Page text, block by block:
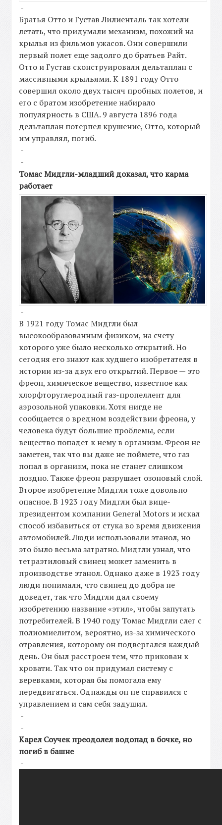
-
Братья Отто и Густав Лилиенталь так хотели
летать, что придумали механизм, похожий на
крылья из фильмов ужасов. Они совершили
первый полет еще задолго до братьев Райт.
Отто и Густав сконструировали дельтаплан с
массивными крыльями. К 1891 году Отто
совершил около двух тысяч пробных полетов, и
его с братом изобретение набирало
популярность в США. 9 августа 1896 года
дельтаплан потерпел крушение, Отто, который
им управлял, погиб.
-
-
Томас Мидгли-младший доказал, что карма
работает
-
В 1921 году Томас Мидгли был
высокообразованным физиком, на счету
которого уже было несколько открытий. Но
сегодня его знают как худшего изобретателя в
истории из-за двух его открытий. Первое — это
фреон, химическое вещество, известное как
хлорфторуглеродный газ-пропеллент для
аэрозольной упаковки. Хотя нигде не
сообщается о вредном воздействии фреона, у
человека будут большие проблемы, если
вещество попадет к нему в организм. Фреон не
заметен, так что вы даже не поймете, что газ
попал в организм, пока не станет слишком
поздно. Также фреон разрушает озоновый слой.
Второе изобретение Мидгли тоже довольно
опасное. В 1923 году Мидгли был вице-
президентом компании General Motors и искал
способ избавиться от стука во время движения
автомобилей. Люди использовали этанол, но
это было весьма затратно. Мидгли узнал, что
тетраэтиловый свинец может заменить в
производстве этанол. Однако даже в 1923 году
люди понимали, что свинец до добра не
доведет, так что Мидгли дал своему
изобретению название «этил», чтобы запутать
потребителей. В 1940 году Томас Мидгли слег с
полиомиелитом, вероятно, из-за химического
отравления, которому он подвергался каждый
день. Он был расстроен тем, что прикован к
кровати. Так что он придумал систему с
веревками, которая бы помогала ему
передвигаться. Однажды он не справился с
управлением и сам себя задушил.
-
-
Карел Соучек преодолел водопад в бочке, но
погиб в башне
-